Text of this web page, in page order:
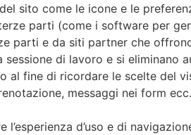
sito come le icone e le
parti (come i software per
parti e da siti partner che
di lavoro e si eliminano
al fine di ricordare le scelte del
messaggi nei form
d’uso e di